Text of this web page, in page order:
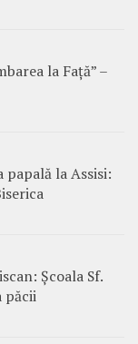
la Față” –
la Assisi:
Școala Sf.
păcii